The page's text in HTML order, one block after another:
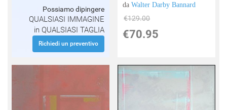
Possiamo dipingere
QUALSIASI IMMAGINE
in QUALSIASI TAGLIA
Richiedi un preventivo
daWalter Darby Bannard
€129.00
€70.95